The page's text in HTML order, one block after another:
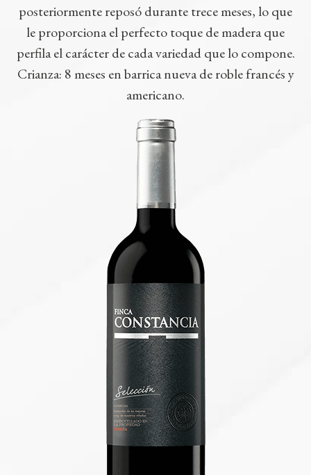
posteriormente reposó durante trece meses, lo que
le proporciona el perfecto toque de madera que
perfila el carácter de cada variedad que lo compone.
Crianza: 8 meses en barrica nueva de roble francés y
americano.